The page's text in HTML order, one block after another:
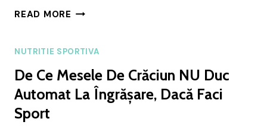
READ MORE PROTEINE
LA
ȘI
FETE
CARE
NUTRITIE SPORTIVA
De Ce Mesele De Crăciun NU Duc
Automat La Îngrășare, Dacă Faci
Sport